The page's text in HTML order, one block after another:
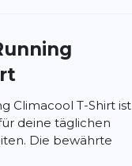
Climacool T-Shirt ist
deine täglichen
Die bewährte